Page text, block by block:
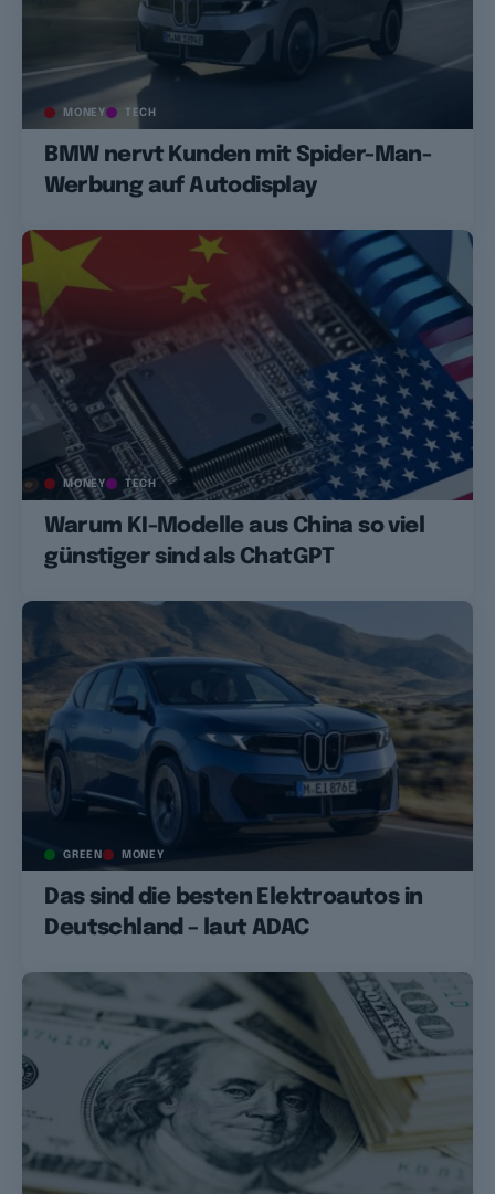
MONEY TECH
BMW nervt Kunden mit Spider-Man-
Werbung auf Autodisplay
MONEY TECH
Warum KI-Modelle aus China so viel
günstiger sind als ChatGPT
GREEN MONEY
Das sind die besten Elektroautos in
Deutschland – laut ADAC